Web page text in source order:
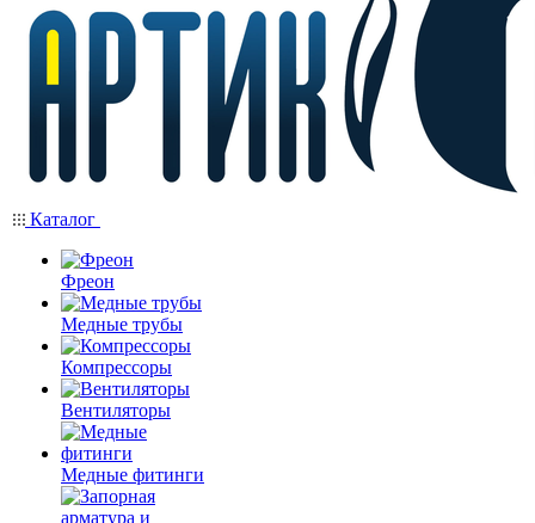
Каталог
Фреон
Медные трубы
Компрессоры
Вентиляторы
Медные фитинги